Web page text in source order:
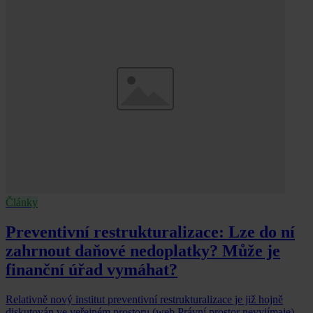
Články
Preventivní restrukturalizace: Lze do ní
zahrnout daňové nedoplatky? Může je
finanční úřad vymáhat?
Relativně nový institut preventivní restrukturalizace je již hojně